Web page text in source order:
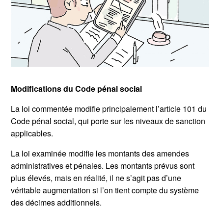
Modifications du Code pénal social
La loi commentée modifie principalement l’article 101 du
Code pénal social, qui porte sur les niveaux de sanction
applicables.
La loi examinée modifie les montants des amendes
administratives et pénales. Les montants prévus sont
plus élevés, mais en réalité, il ne s’agit pas d’une
véritable augmentation si l’on tient compte du système
des décimes additionnels.